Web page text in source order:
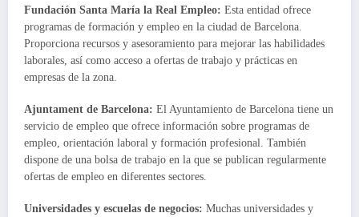
Fundación Santa María la Real Empleo: Esta entidad ofrece
programas de formación y empleo en la ciudad de Barcelona.
Proporciona recursos y asesoramiento para mejorar las habilidades
laborales, así como acceso a ofertas de trabajo y prácticas en
empresas de la zona.
Ajuntament de Barcelona: El Ayuntamiento de Barcelona tiene un
servicio de empleo que ofrece información sobre programas de
empleo, orientación laboral y formación profesional. También
dispone de una bolsa de trabajo en la que se publican regularmente
ofertas de empleo en diferentes sectores.
Universidades y escuelas de negocios: Muchas universidades y